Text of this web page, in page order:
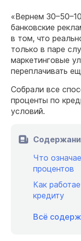
«Вернем
банковские
в том, что
только в паре
маркетинговые
переплачивать
Собрали все
проценты по
условий.
Что
процентов
Как
кредиту
Всё